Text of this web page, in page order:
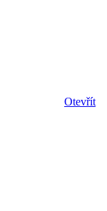
Otevřít